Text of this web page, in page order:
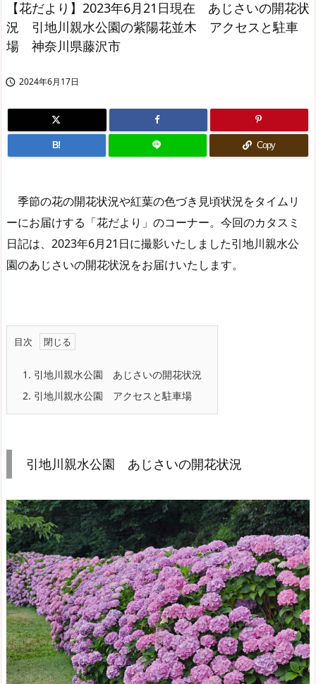
【花だより】2023年6月21日現在 あじさいの開花状
況 引地川親水公園の紫陽花並木 アクセスと駐車
場 神奈川県藤沢市
 2024年6月17日
B! Copy
季節の花の開花状況や紅葉の色づき見頃状況をタイムリ
ーにお届けする「花だより」のコーナー。今回のカタスミ
日記は、2023年6月21日に撮影いたしました引地川親水公
園のあじさいの開花状況をお届けいたします。
目次
1. 引地川親水公園 あじさいの開花状況
2. 引地川親水公園 アクセスと駐車場
引地川親水公園 あじさいの開花状況